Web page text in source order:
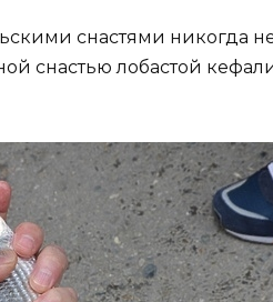
снастями никогда
снастью лобастой